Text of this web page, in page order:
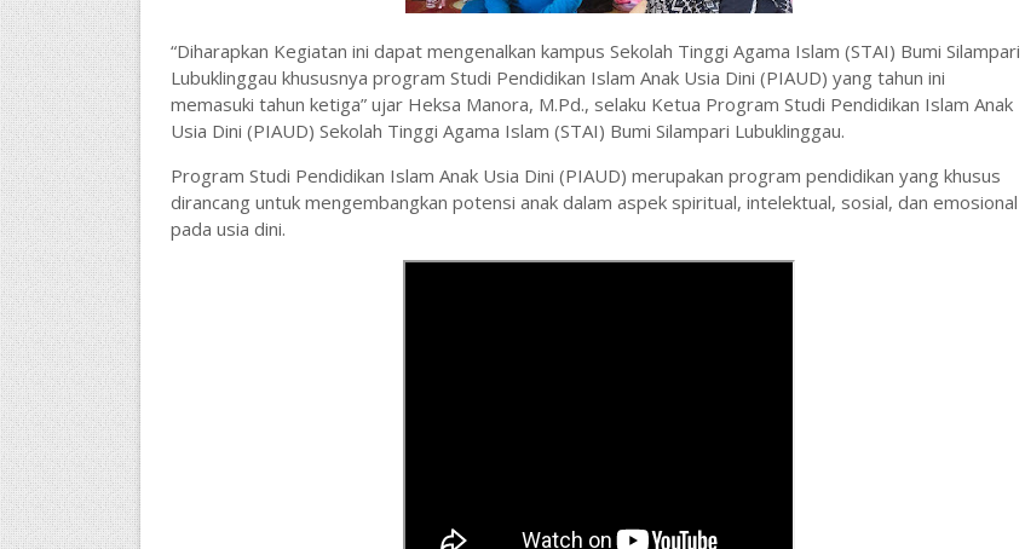
“Diharapkan Kegiatan ini dapat mengenalkan kampus Sekolah Tinggi Agama Islam (STAI) Bumi Silampari
Lubuklinggau khususnya program Studi Pendidikan Islam Anak Usia Dini (PIAUD) yang tahun ini
memasuki tahun ketiga” ujar Heksa Manora, M.Pd., selaku Ketua Program Studi Pendidikan Islam Anak
Usia Dini (PIAUD) Sekolah Tinggi Agama Islam (STAI) Bumi Silampari Lubuklinggau.
Program Studi Pendidikan Islam Anak Usia Dini (PIAUD) merupakan program pendidikan yang khusus
dirancang untuk mengembangkan potensi anak dalam aspek spiritual, intelektual, sosial, dan emosional
pada usia dini.